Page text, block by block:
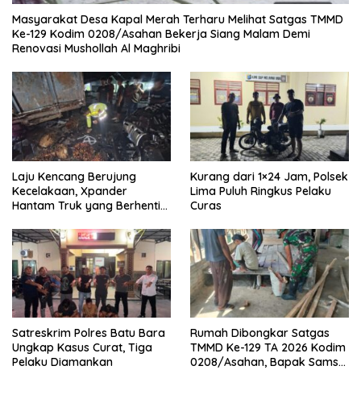
Masyarakat Desa Kapal Merah Terharu Melihat Satgas TMMD
Ke-129 Kodim 0208/Asahan Bekerja Siang Malam Demi
Renovasi Mushollah Al Maghribi
Laju Kencang Berujung
Kecelakaan, Xpander
Hantam Truk yang Berhenti
Kurang dari 1×24 Jam, Polsek
Lima Puluh Ringkus Pelaku
Curas
Satreskrim Polres Batu Bara
Ungkap Kasus Curat, Tiga
Pelaku Diamankan
Rumah Dibongkar Satgas
TMMD Ke-129 TA 2026 Kodim
0208/Asahan, Bapak Samsul